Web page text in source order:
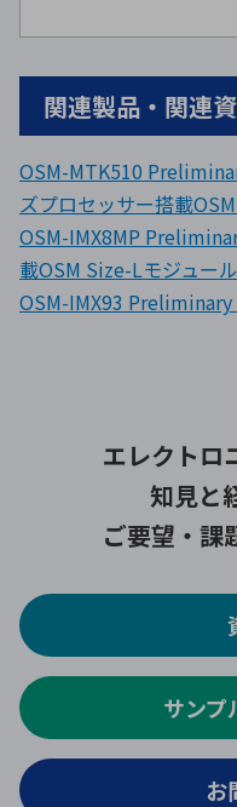
関連製品・関連
OSM-MTK510
ズプロセッサー搭載
OSM-IMX8MP
載OSM Size-Lモジュール
OSM-IMX93
エレクトロ
知見と
ご要望・課
サンプ
お